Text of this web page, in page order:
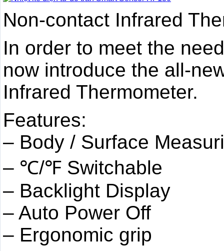
Non-contact Infrared
In order to meet the
now introduce the all-
Infrared Thermometer.
Features:
– Body / Surface
– ℃/℉ Switchable
– Backlight Display
– Auto Power Off
– Ergonomic grip